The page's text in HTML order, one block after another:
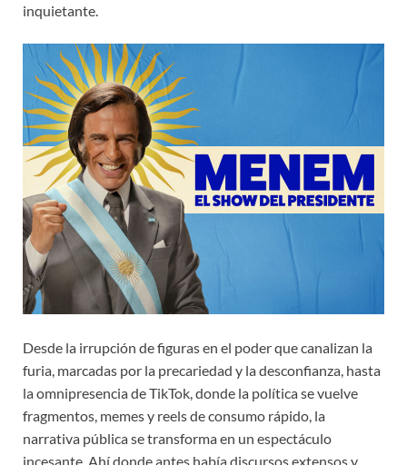
inquietante.
Desde la irrupción de figuras en el poder que canalizan la
furia, marcadas por la precariedad y la desconfianza, hasta
la omnipresencia de TikTok, donde la política se vuelve
fragmentos, memes y reels de consumo rápido, la
narrativa pública se transforma en un espectáculo
incesante. Ahí donde antes había discursos extensos y